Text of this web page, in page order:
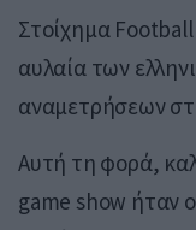
Στοίχημα
αυλαία των
αναμετρήσεων
Αυτή τη φορά,
game show ήταν